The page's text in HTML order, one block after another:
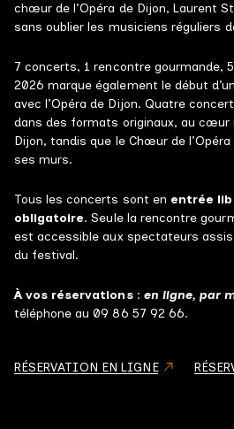
chœur de l’Opéra de Dijon, Laurent
sans oublier les musiciens réguliers
7 concerts, 1 rencontre gourmande,
2026 marque également le début
avec l’Opéra de Dijon. Quatre
dans des formats originaux, au cœur
Dijon, tandis que le Chœur de
ses murs.
Tous les concerts sont en entrée
obligatoire. Seule la rencontre
est accessible aux spectateurs
du festival.
À vos réservations: en ligne, par
téléphone au 09 86 57 92 66.
RÉSERVATION EN LIGNE